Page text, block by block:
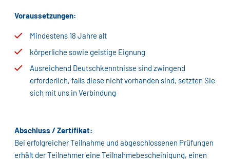
Voraussetzungen:
Mindestens 18 Jahre alt
körperliche sowie geistige Eignung
Ausreichend Deutschkenntnisse sind zwingend
erforderlich, falls diese nicht vorhanden sind, setzten Sie
sich mit uns in Verbindung
Abschluss / Zertifikat:
Bei erfolgreicher Teilnahme und abgeschlossenen Prüfungen
erhält der Teilnehmer eine Teilnahmebescheinigung, einen